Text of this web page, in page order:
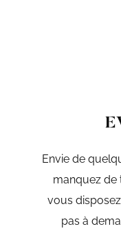
Envie de
manquez de
vous disposez
pas à